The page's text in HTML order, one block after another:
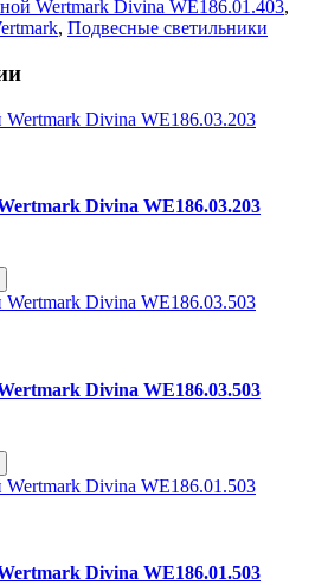
Wertmark Divina WE186.01.403,
, Подвесные светильники
Divina WE186.03.203
Divina WE186.03.503
Divina WE186.01.503